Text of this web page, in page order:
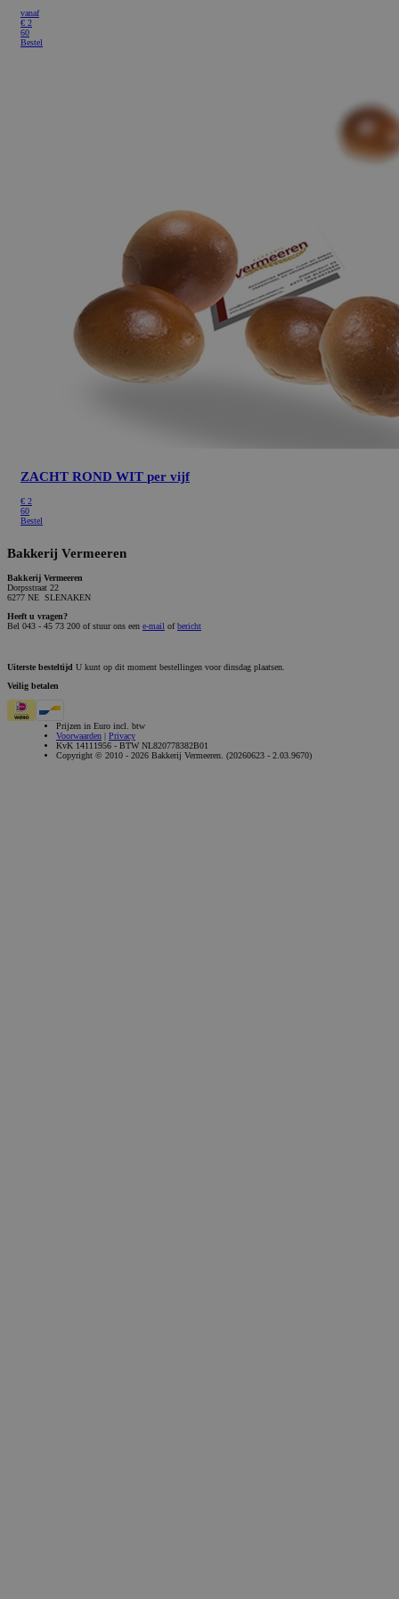
vanaf
€ 2
60
Bestel
ZACHT ROND WIT per vijf
€ 2
60
Bestel
Bakkerij Vermeeren
Bakkerij Vermeeren
Dorpsstraat 22
6277 NE SLENAKEN
Heeft u vragen?
Bel 043 - 45 73 200 of stuur ons een e-mail ofbericht
Uiterste besteltijd U kunt op dit moment bestellingen voor dinsdag plaatsen.
Veilig betalen
Prijzen in Euro incl. btw
Voorwaarden | Privacy
KvK 14111956 - BTW NL820778382B01
Copyright © 2010 - 2026 Bakkerij Vermeeren. (20260623 - 2.03.9670)